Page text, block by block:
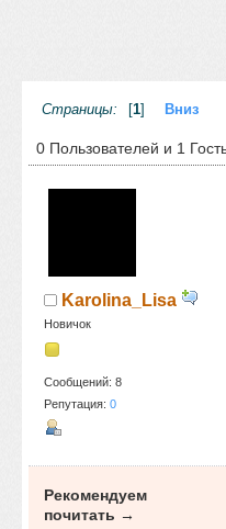
Страницы: 1 Вниз
0 Пользователей и 1
Karolina_Lisa
Новичок
Сообщений: 8
Репутация: 0
Рекомендуем
почитать →